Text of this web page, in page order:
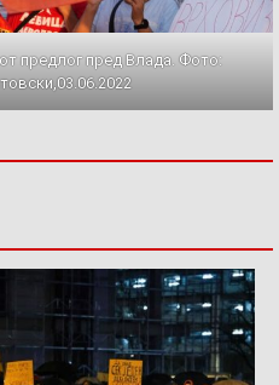
предлог пред Влада. Фото: